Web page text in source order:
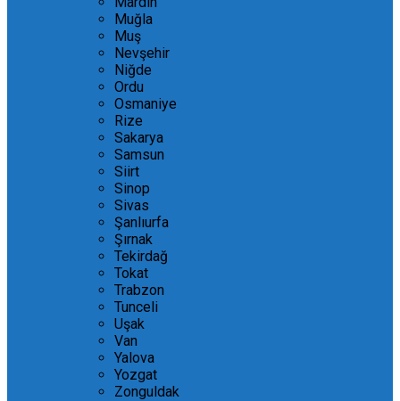
Muğla
Muş
Nevşehir
Niğde
Ordu
Osmaniye
Rize
Sakarya
Samsun
Siirt
Sinop
Sivas
Şanlıurfa
Şırnak
Tekirdağ
Tokat
Trabzon
Tunceli
Uşak
Van
Yalova
Yozgat
Zonguldak